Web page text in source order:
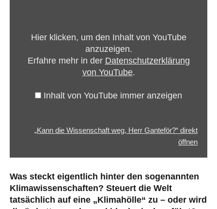
anzeigen
Hier klicken, um den Inhalt von YouTube
anzuzeigen.
Erfahre mehr in der Datenschutzerklärung
von YouTube.
Inhalt von YouTube immer anzeigen
„Kann die Wissenschaft weg, Herr Ganteför?“ direkt
öffnen
Was steckt eigentlich hinter den sogenannten
Klimawissenschaften? Steuert die Welt
tatsächlich auf eine „Klimahölle“ zu – oder wird